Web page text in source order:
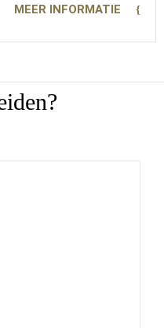
MEER INFORMATIE